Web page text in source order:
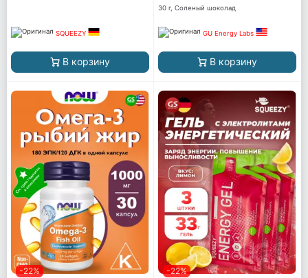
SQUEEZY
В корзину
caffeine
30 г, Соленый шоколад
GU Energy Labs
В корзину
-22% -22%